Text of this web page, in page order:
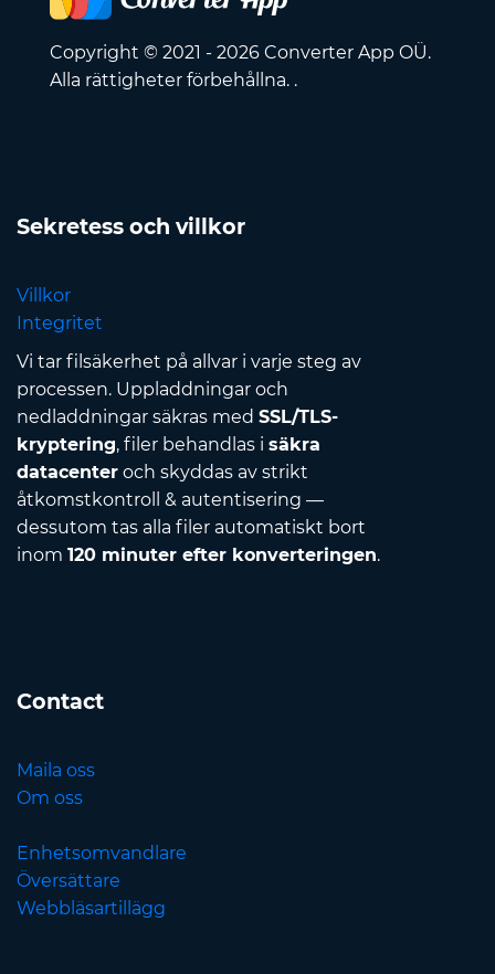
Copyright © 2021 - 2026 Converter App OÜ.
Alla rättigheter förbehållna. .
Sekretess och villkor
Villkor
Integritet
Vi tar filsäkerhet på allvar i varje steg av
processen. Uppladdningar och
nedladdningar säkras med SSL/TLS-
kryptering, filer behandlas i säkra
datacenter och skyddas av strikt
åtkomstkontroll & autentisering —
dessutom tas alla filer automatiskt bort
inom 120 minuter efter konverteringen.
Contact
Maila oss
Om oss
Enhetsomvandlare
Översättare
Webbläsartillägg